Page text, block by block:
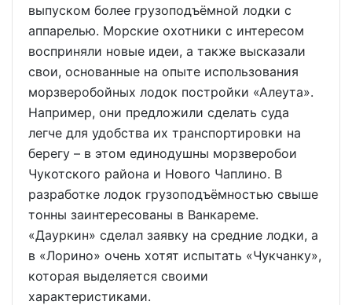
выпуском более грузоподъёмной лодки с
аппарелью. Морские охотники с интересом
восприняли новые идеи, а также высказали
свои, основанные на опыте использования
морзверобойных лодок постройки «Алеута».
Например, они предложили сделать суда
легче для удобства их транспортировки на
берегу – в этом единодушны морзверобои
Чукотского района и Нового Чаплино. В
разработке лодок грузоподъёмностью свыше
тонны заинтересованы в Ванкареме.
«Дауркин» сделал заявку на средние лодки, а
в «Лорино» очень хотят испытать «Чукчанку»,
которая выделяется своими
характеристиками.